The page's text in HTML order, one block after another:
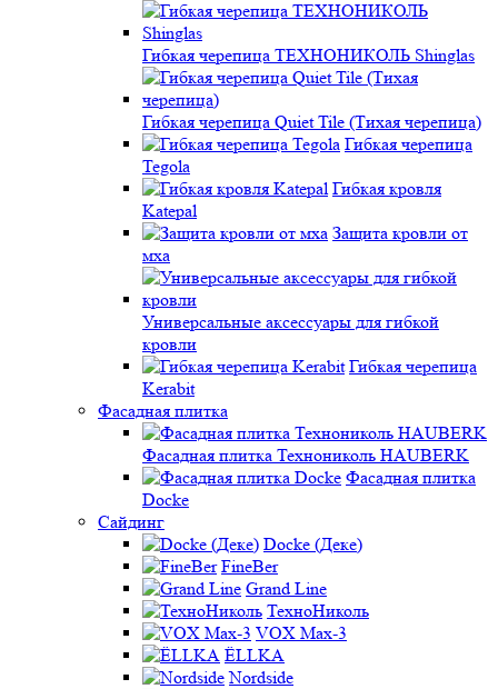
Гибкая черепица ТЕХНОНИКОЛЬ Shinglas
Гибкая черепица Quiet Tile (Тихая черепица)
Гибкая черепица
Tegola
Гибкая кровля
Katepal
Защита кровли от
мха
Универсальные аксессуары для гибкой
кровли
Гибкая черепица
Kerabit
Фасадная плитка
Фасадная плитка Технониколь HAUBERK
Фасадная плитка
Docke
Сайдинг
Docke (Деке)
FineBer
Grand Line
ТехноНиколь
VOX Max-3
ЁLLKA
Nordside